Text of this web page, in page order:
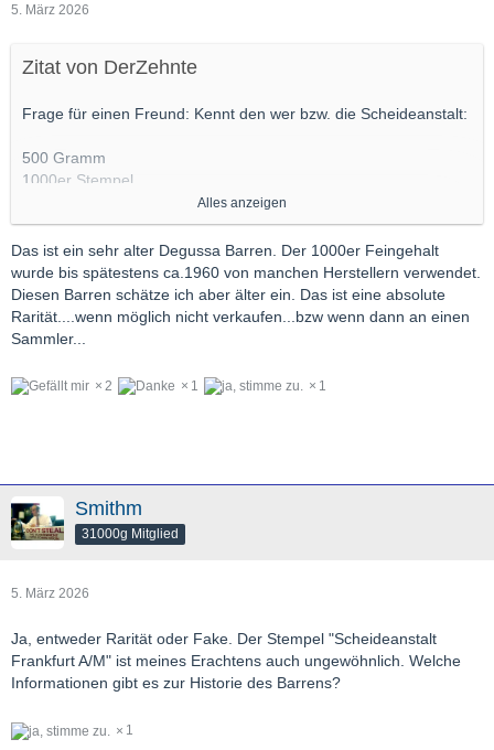
5. März 2026
Zitat von DerZehnte
Frage für einen Freund: Kennt den wer bzw. die Scheideanstalt:
500 Gramm
1000er Stempel
Scheideanstalt Frankfurt am Main
Alter unbekannt
Alles anzeigen
Das ist ein sehr alter Degussa Barren. Der 1000er Feingehalt
wurde bis spätestens ca.1960 von manchen Herstellern verwendet.
Diesen Barren schätze ich aber älter ein. Das ist eine absolute
Rarität....wenn möglich nicht verkaufen...bzw wenn dann an einen
Sammler...
2 1 1
Smithm
31000g Mitglied
5. März 2026
Ja, entweder Rarität oder Fake. Der Stempel "Scheideanstalt
Frankfurt A/M" ist meines Erachtens auch ungewöhnlich. Welche
Informationen gibt es zur Historie des Barrens?
1